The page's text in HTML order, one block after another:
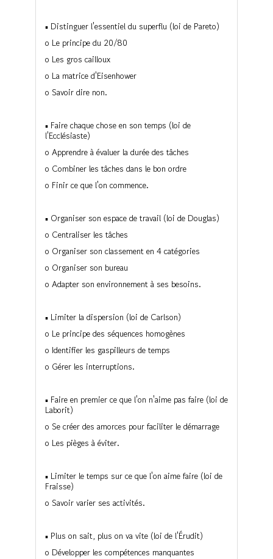
▪ Distinguer l'essentiel du superflu (loi de Pareto)
o Le principe du 20/80
o Les gros cailloux
o La matrice d'Eisenhower
o Savoir dire non.
▪ Faire chaque chose en son temps (loi de
l'Ecclésiaste)
o Apprendre à évaluer la durée des tâches
o Combiner les tâches dans le bon ordre
o Finir ce que l'on commence.
▪ Organiser son espace de travail (loi de Douglas)
o Centraliser les tâches
o Organiser son classement en 4 catégories
o Organiser son bureau
o Adapter son environnement à ses besoins.
▪ Limiter la dispersion (loi de Carlson)
o Le principe des séquences homogènes
o Identifier les gaspilleurs de temps
o Gérer les interruptions.
▪ Faire en premier ce que l'on n'aime pas faire (loi de
Laborit)
o Se créer des amorces pour faciliter le démarrage
o Les pièges à éviter.
▪ Limiter le temps sur ce que l'on aime faire (loi de
Fraisse)
o Savoir varier ses activités.
▪ Plus on sait, plus on va vite (loi de l'Érudit)
o Développer les compétences manquantes